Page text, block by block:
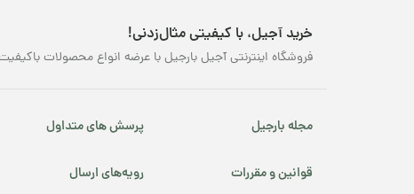
خرید آجیل، با کیفیتی مثال‌زدنی!
فروشگاه اینترنتی آجیل بارجیل با عرضه انواع محصولات
مجله بارجیل پرسش های متداول
قوانین و مقررات رویه‌های ارسال